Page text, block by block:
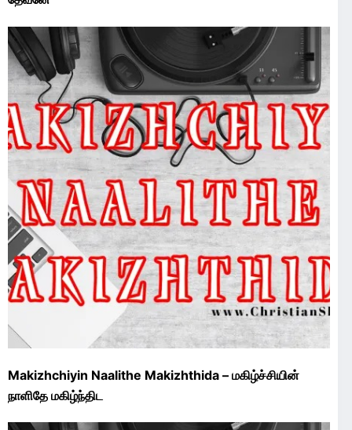
Makizhchiyin Naalithe Makizhthida – மகிழ்ச்சியின்
நாளிதே மகிழ்ந்திட